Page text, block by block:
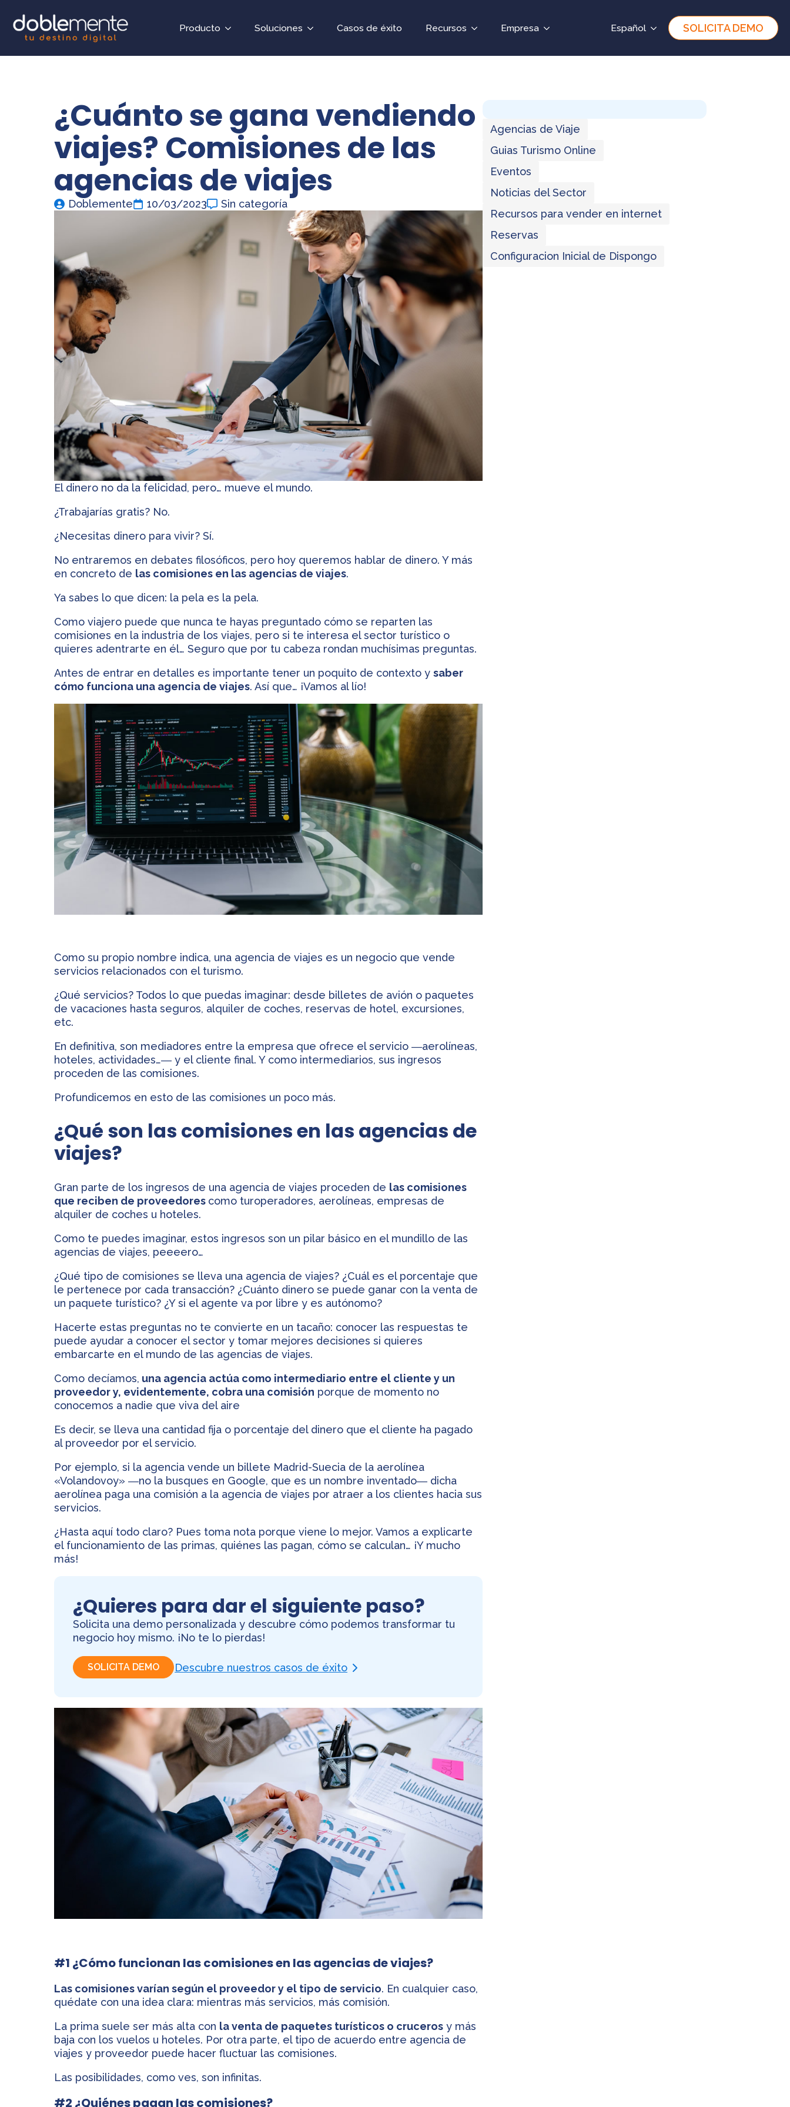
Producto Soluciones Casos de éxito Recursos Empresa Español SOLICITA DEMO
¿Cuánto se gana vendiendo
viajes? Comisiones de las
agencias de viajes
Doblemente 10/03/2023 Sin categoría
El dinero no da la felicidad, pero… mueve el mundo.
¿Trabajarías gratis? No.
¿Necesitas dinero para vivir? Sí.
No entraremos en debates filosóficos, pero hoy queremos hablar de dinero. Y más
en concreto de las comisiones en las agencias de viajes.
Ya sabes lo que dicen: la pela es la pela.
Como viajero puede que nunca te hayas preguntado cómo se reparten las
comisiones en la industria de los viajes, pero si te interesa el sector turístico o
quieres adentrarte en él… Seguro que por tu cabeza rondan muchísimas preguntas.
Antes de entrar en detalles es importante tener un poquito de contexto y saber
cómo funciona una agencia de viajes. Así que… ¡Vamos al lío!
Como su propio nombre indica, una agencia de viajes es un negocio que vende
servicios relacionados con el turismo.
¿Qué servicios? Todos lo que puedas imaginar: desde billetes de avión o paquetes
de vacaciones hasta seguros, alquiler de coches, reservas de hotel, excursiones,
etc.
En definitiva, son mediadores entre la empresa que ofrece el servicio ―aerolíneas,
hoteles, actividades…― y el cliente final. Y como intermediarios, sus ingresos
proceden de las comisiones.
Profundicemos en esto de las comisiones un poco más.
¿Qué son las comisiones en las agencias de
viajes?
Gran parte de los ingresos de una agencia de viajes proceden de las comisiones
que reciben de proveedores como turoperadores, aerolíneas, empresas de
alquiler de coches u hoteles.
Como te puedes imaginar, estos ingresos son un pilar básico en el mundillo de las
agencias de viajes, peeeero…
¿Qué tipo de comisiones se lleva una agencia de viajes? ¿Cuál es el porcentaje que
le pertenece por cada transacción? ¿Cuánto dinero se puede ganar con la venta de
un paquete turístico? ¿Y si el agente va por libre y es autónomo?
Hacerte estas preguntas no te convierte en un tacaño: conocer las respuestas te
puede ayudar a conocer el sector y tomar mejores decisiones si quieres
embarcarte en el mundo de las agencias de viajes.
Como decíamos, una agencia actúa como intermediario entre el cliente y un
proveedor y, evidentemente, cobra una comisión porque de momento no
conocemos a nadie que viva del aire
Es decir, se lleva una cantidad fija o porcentaje del dinero que el cliente ha pagado
al proveedor por el servicio.
Por ejemplo, si la agencia vende un billete Madrid-Suecia de la aerolínea
«Volandovoy» ―no la busques en Google, que es un nombre inventado― dicha
aerolínea paga una comisión a la agencia de viajes por atraer a los clientes hacia sus
servicios.
¿Hasta aquí todo claro? Pues toma nota porque viene lo mejor. Vamos a explicarte
el funcionamiento de las primas, quiénes las pagan, cómo se calculan… ¡Y mucho
más!
¿Quieres para dar el siguiente paso?
Solicita una demo personalizada y descubre cómo podemos transformar tu
negocio hoy mismo. ¡No te lo pierdas!
SOLICITA DEMO Descubre nuestros casos de éxito
#1 ¿Cómo funcionan las comisiones en las agencias de viajes?
Las comisiones varían según el proveedor y el tipo de servicio. En cualquier caso,
quédate con una idea clara: mientras más servicios, más comisión.
La prima suele ser más alta con la venta de paquetes turísticos o cruceros y más
baja con los vuelos u hoteles. Por otra parte, el tipo de acuerdo entre agencia de
viajes y proveedor puede hacer fluctuar las comisiones.
Las posibilidades, como ves, son infinitas.
#2 ¿Quiénes pagan las comisiones?
Agencias de Viaje
Guias Turismo Online
Eventos
Noticias del Sector
Recursos para vender en internet
Reservas
Configuracion Inicial de Dispongo